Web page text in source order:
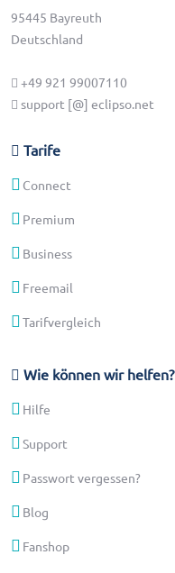
95445 Bayreuth
Deutschland
+49 921 99007110
support [@] eclipso.net
Tarife
Connect
Premium
Business
Freemail
Tarifvergleich
Wie können wir helfen?
Hilfe
Support
Passwort vergessen?
Blog
Fanshop